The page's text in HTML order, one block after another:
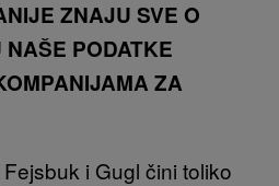
ZNAJU SVE O
PODATKE
ZA
i Gugl čini toliko